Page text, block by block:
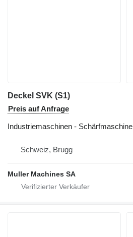
Deckel SVK (S1)
Preis auf Anfrage
Industriemaschinen - Schärfmaschine
Schweiz, Brugg
Muller Machines SA